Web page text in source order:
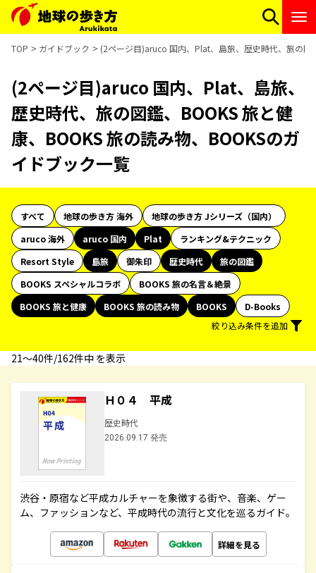
TOP ガイドブック (2ページ目)aruco 国内、Plat、島旅、歴史時代、旅の図
(2ページ目)aruco 国内、Plat、島旅、
歴史時代、旅の図鑑、BOOKS 旅と健
康、BOOKS 旅の読み物、BOOKSのガ
イドブック一覧
すべて 地球の歩き方 海外
地球の歩き方 Jシリーズ（国内）
aruco 海外
aruco 国内 Plat
ランキング&テクニック
Resort Style
島旅 御朱印 歴史時代
旅の図鑑
BOOKS スペシャルコラボ
BOOKS 旅の名言＆絶景
BOOKS 旅と健康
BOOKS 旅の読み物 BOOKS
D-Books
絞り込み条件を追加
21〜40件/162件中 を表示
Ｈ０４ 平成
歴史時代
2026.09.17 発売
渋谷・原宿など平成カルチャーを象徴する街や、音楽、ゲー
ム、ファッションなど、平成時代の流行と文化を巡るガイド。
詳細を見る